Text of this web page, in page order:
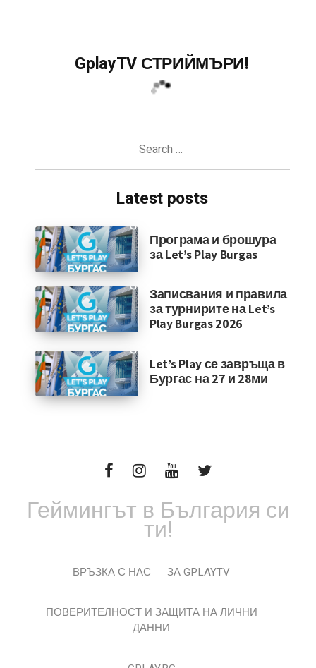
GplayTV СТРИЙМЪРИ!
Latest posts
Програма и брошура
за Let’s Play Burgas
Записвания и правила
за турнирите на Let’s
Play Burgas 2026
Let’s Play се завръща в
Бургас на 27 и 28ми
Геймингът в България си
ти!
ВРЪЗКА С НАС ЗА GPLAYTV
ПОВЕРИТЕЛНОСТ И ЗАЩИТА НА ЛИЧНИ
ДАННИ